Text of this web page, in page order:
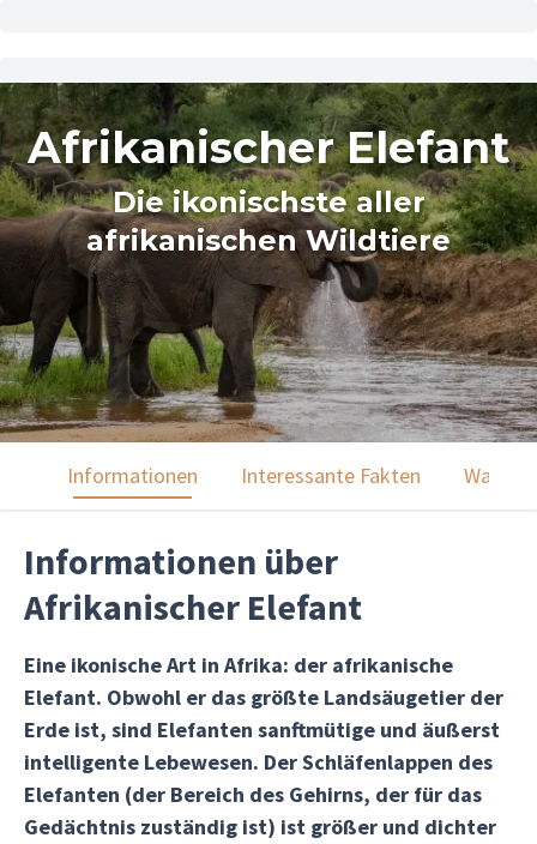
Afrikanischer Elefant
Die ikonischste aller
afrikanischen Wildtiere
Informationen Interessante Fakten Was du
Informationen über
Afrikanischer Elefant
Eine ikonische Art in Afrika: der afrikanische
Elefant. Obwohl er das größte Landsäugetier der
Erde ist, sind Elefanten sanftmütige und äußerst
intelligente Lebewesen. Der Schläfenlappen des
Elefanten (der Bereich des Gehirns, der für das
Gedächtnis zuständig ist) ist größer und dichter